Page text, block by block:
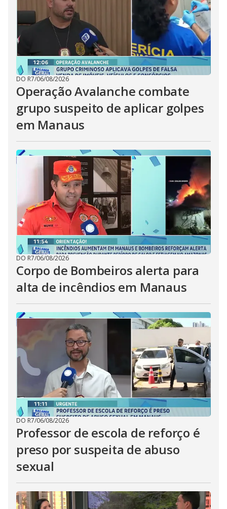
DO R7/06/08/2026
Operação Avalanche combate
grupo suspeito de aplicar golpes
em Manaus
DO R7/06/08/2026
Corpo de Bombeiros alerta para
alta de incêndios em Manaus
DO R7/06/08/2026
Professor de escola de reforço é
preso por suspeita de abuso
sexual